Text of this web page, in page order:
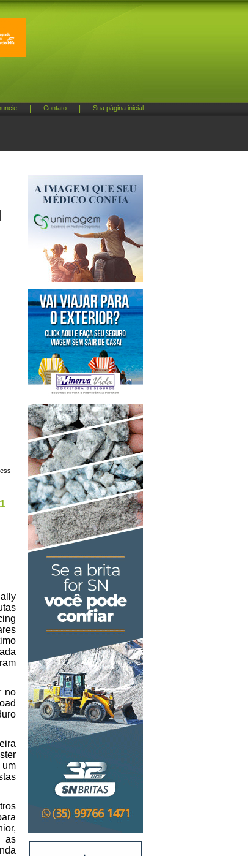
Contato Sua página inicial
no
as